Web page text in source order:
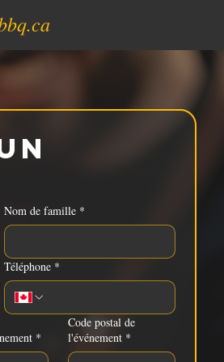
Nom de famille *
Téléphone *
*
Code postal de
l'événement *